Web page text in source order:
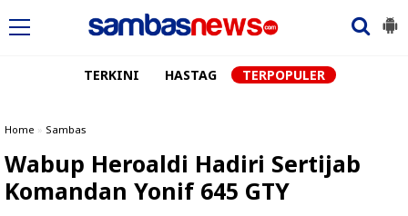
TERKINI HASTAG TERPOPULER
Home » Sambas
Wabup Heroaldi Hadiri Sertijab
Komandan Yonif 645 GTY